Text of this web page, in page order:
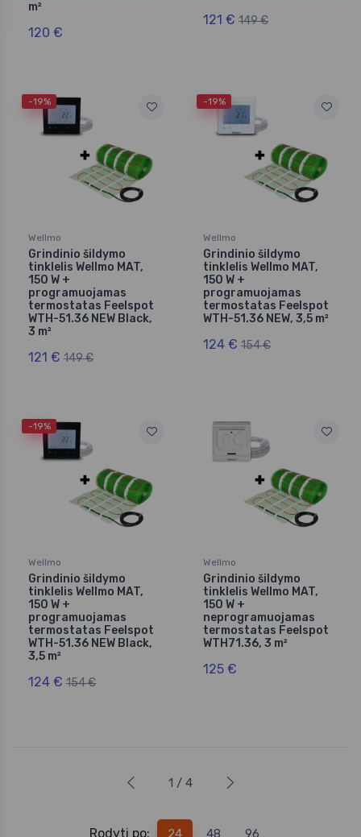
m²
120 €
121 € 149 €
-19%
Wellmo
Grindinio šildymo
tinklelis Wellmo MAT,
150 W +
programuojamas
termostatas Feelspot
WTH-51.36 NEW Black,
3 m²
121 € 149 €
-19%
Wellmo
Grindinio šildymo
tinklelis Wellmo MAT,
150 W +
programuojamas
termostatas Feelspot
WTH-51.36 NEW, 3,5 m²
124 € 154 €
-19%
Wellmo
Grindinio šildymo
tinklelis Wellmo MAT,
150 W +
programuojamas
termostatas Feelspot
WTH-51.36 NEW Black,
3,5 m²
124 € 154 €
Wellmo
Grindinio šildymo
tinklelis Wellmo MAT,
150 W +
neprogramuojamas
termostatas Feelspot
WTH71.36, 3 m²
125 €
1 / 4
Rodyti po: 24 48 96